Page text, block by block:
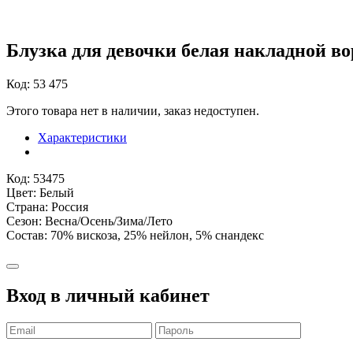
Блузка для девочки белая накладной
Код: 53 475
Этого товара нет в наличии, заказ недоступен.
Характеристики
Код: 53475
Цвет: Белый
Страна: Россия
Сезон: Весна/Осень/Зима/Лето
Состав: 70% вискоза, 25% нейлон, 5% снандекс
Вход в личный кабинет